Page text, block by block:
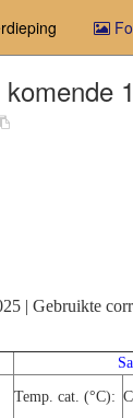
| Gebruikte
Temp. cat. (°C):